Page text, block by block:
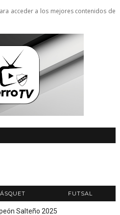
acceder a los mejores contenidos de
FUTSAL
Salteño 2025